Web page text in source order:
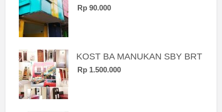
Rp 90.000
KOST BA MANUKAN SBY BRT
Rp 1.500.000